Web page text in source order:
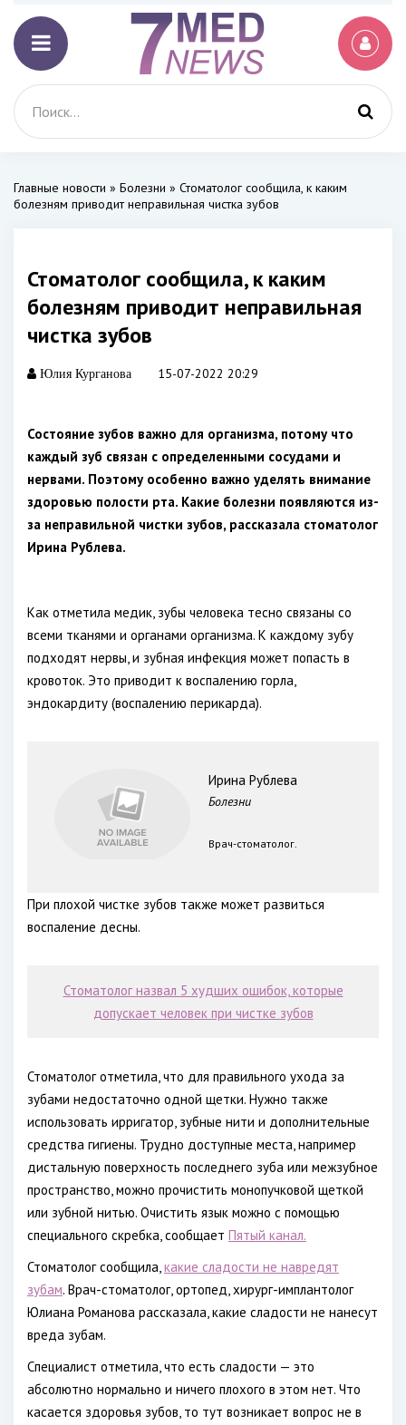
Главные новости » Болезни » Стоматолог сообщила, к каким
болезням приводит неправильная чистка зубов
Стоматолог сообщила, к каким
болезням приводит неправильная
чистка зубов
Юлия Курганова 15-07-2022 20:29
Состояние зубов важно для организма, потому что
каждый зуб связан с определенными сосудами и
нервами. Поэтому особенно важно уделять внимание
здоровью полости рта. Какие болезни появляются из-
за неправильной чистки зубов, рассказала стоматолог
Ирина Рублева.
Как отметила медик, зубы человека тесно связаны со
всеми тканями и органами организма. К каждому зубу
подходят нервы, и зубная инфекция может попасть в
кровоток. Это приводит к воспалению горла,
эндокардиту (воспалению перикарда).
Ирина Рублева
Болезни
Врач-стоматолог.
При плохой чистке зубов также может развиться
воспаление десны.
Стоматолог назвал 5 худших ошибок, которые
допускает человек при чистке зубов
Стоматолог отметила, что для правильного ухода за
зубами недостаточно одной щетки. Нужно также
использовать ирригатор, зубные нити и дополнительные
средства гигиены. Трудно доступные места, например
дистальную поверхность последнего зуба или межзубное
пространство, можно прочистить монопучковой щеткой
или зубной нитью. Очистить язык можно с помощью
специального скребка, сообщает Пятый канал.
Стоматолог сообщила,какие сладости не навредят
зубам. Врач-стоматолог, ортопед, хирург-имплантолог
Юлиана Романова рассказала, какие сладости не нанесут
вреда зубам.
Специалист отметила, что есть сладости — это
абсолютно нормально и ничего плохого в этом нет. Что
касается здоровья зубов, то тут возникает вопрос не в